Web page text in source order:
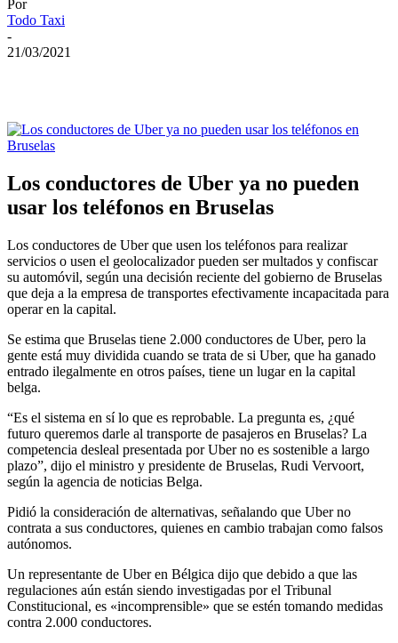
Por
Todo Taxi
-
21/03/2021
Los conductores de Uber ya no pueden
usar los teléfonos en Bruselas
Los conductores de Uber que usen los teléfonos para realizar
servicios o usen el geolocalizador pueden ser multados y confiscar
su automóvil, según una decisión reciente del gobierno de Bruselas
que deja a la empresa de transportes efectivamente incapacitada para
operar en la capital.
Se estima que Bruselas tiene 2.000 conductores de Uber, pero la
gente está muy dividida cuando se trata de si Uber, que ha ganado
entrado ilegalmente en otros países, tiene un lugar en la capital
belga.
“Es el sistema en sí lo que es reprobable. La pregunta es, ¿qué
futuro queremos darle al transporte de pasajeros en Bruselas? La
competencia desleal presentada por Uber no es sostenible a largo
plazo”, dijo el ministro y presidente de Bruselas, Rudi Vervoort,
según la agencia de noticias Belga.
Pidió la consideración de alternativas, señalando que Uber no
contrata a sus conductores, quienes en cambio trabajan como falsos
autónomos.
Un representante de Uber en Bélgica dijo que debido a que las
regulaciones aún están siendo investigadas por el Tribunal
Constitucional, es «incomprensible» que se estén tomando medidas
contra 2.000 conductores.